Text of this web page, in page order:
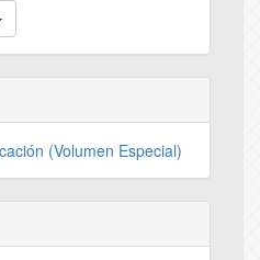
(Volumen Especial)